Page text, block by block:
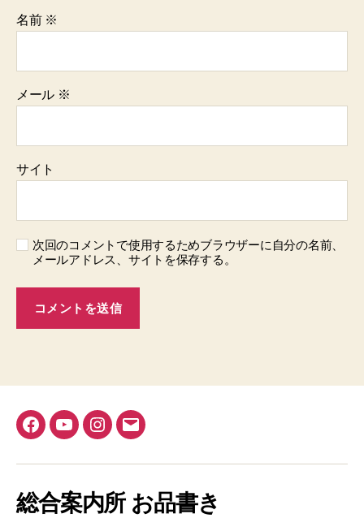
名前 ※
メール ※
サイト
次回のコメントで使用するためブラウザーに自分の名前、
メールアドレス、サイトを保存する。
FacebookYouTubeInstagram
メ
総合案内所 お品書き